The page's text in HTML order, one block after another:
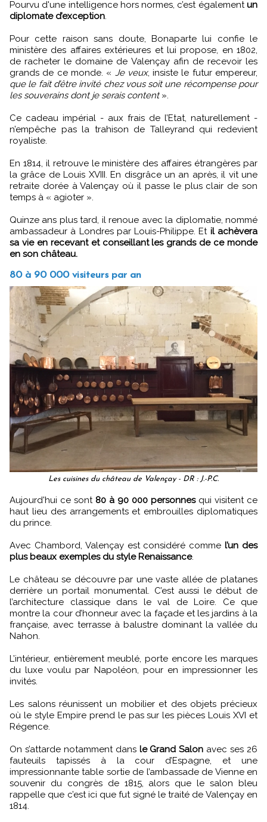
Pourvu d'une intelligence hors normes, c’est également un
diplomate d’exception
Pour cette raison sans doute, Bonaparte lui confie le
ministère des affaires extérieures et lui propose, en 1802,
de racheter le domaine de Valençay afin de recevoir les
grands de ce monde. «
Je veux, insiste le futur empereur,
que le fait d’être invité chez vous soit une récompense pour
les souverains dont je serais content».
Ce cadeau impérial - aux frais de l’Etat, naturellement -
n’empêche pas la trahison de Talleyrand qui redevient
royaliste.
En 1814, il retrouve le ministère des affaires étrangères par
la grâce de Louis XVIII. En disgrâce un an après, il vit une
retraite dorée à Valençay où il passe le plus clair de son
temps à « agioter ».
Quinze ans plus tard, il renoue avec la diplomatie, nommé
ambassadeur à Londres par Louis-Philippe. Et il achèvera
sa vie en recevant et conseillant les grands de ce monde
en son château.
80 à 90 000 visiteurs par an
Les cuisines du château de Valençay - DR : J.-P.C.
Aujourd'hui ce sont 80 à 90 000 personnesqui visitent ce
haut lieu des arrangements et embrouilles diplomatiques
du prince.
Avec Chambord, Valençay est considéré comme l’un des
plus beaux exemples du style Renaissance.
Le château se découvre par une vaste allée de platanes
derrière un portail monumental. C’est aussi le début de
l’architecture classique dans le val de Loire. Ce que
montre la cour d’honneur avec la façade et les jardins à la
française, avec terrasse à balustre dominant la vallée du
Nahon.
L’intérieur, entièrement meublé, porte encore les marques
du luxe voulu par Napoléon, pour en impressionner les
invités.
Les salons réunissent un mobilier et des objets précieux
où le style Empire prend le pas sur les pièces Louis XVI et
Régence.
On s’attarde notamment dans le Grand Salon avec ses 26
fauteuils tapissés à la cour d’Espagne, et une
impressionnante table sortie de l’ambassade de Vienne en
souvenir du congrès de 1815, alors que le salon bleu
rappelle que c’est ici que fut signé le traité de Valençay en
1814.